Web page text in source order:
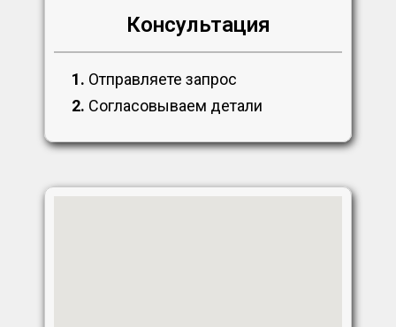
Консультация
1. Отправляете запрос
2. Согласовываем детали